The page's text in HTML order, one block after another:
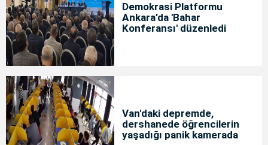
Demokrasi Platformu
Ankara’da 'Bahar
Konferansı' düzenledi
Van'daki depremde,
dershanede öğrencilerin
yaşadığı panik kamerada